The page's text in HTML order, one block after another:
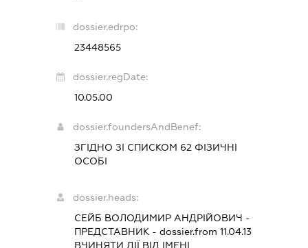
dossier.edrpo:
23448565
dossier.regDate:
10.05.00
dossier.foundersAndBenef:
ЗГІДНО ЗІ СПИСКОМ 62 ФІЗИЧНІ
ОСОБІ
dossier.heads:
СЕЙБ ВОЛОДИМИР АНДРІЙОВИЧ -
ПРЕДСТАВНИК - dossier.from 11.04.13
ВЧИНЯТИ ДІЇ ВІД ІМЕНІ